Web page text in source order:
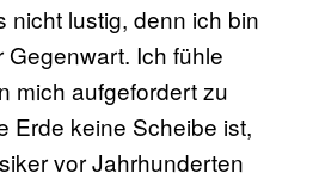
nicht lustig, denn ich bin
Gegenwart. Ich fühle
mich aufgefordert zu
Erde keine Scheibe ist,
vor Jahrhunderten